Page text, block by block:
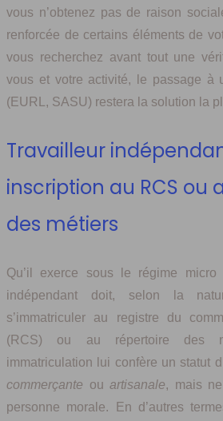
vous n’obtenez pas de raison
renforcée de certains éléments de
vous recherchez avant tout une
vous et votre activité, le passage à
(EURL, SASU) restera la solution la
Travailleur
inscription au RCS ou
des métiers
Qu’il exerce sous le régime
indépendant doit, selon la
s’immatriculer au registre du
(RCS) ou au répertoire des
immatriculation lui confère un statut
commerçante ou artisanale, mais
personne morale. En d’autres